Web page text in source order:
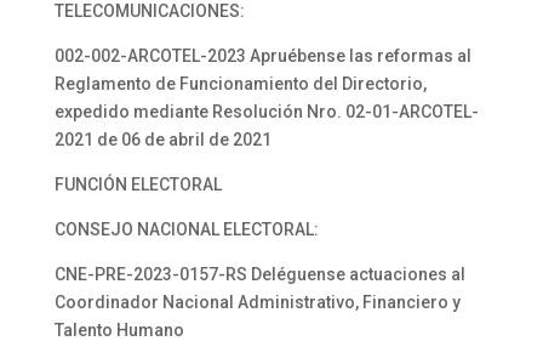
TELECOMUNICACIONES:
002-002-ARCOTEL-2023 Apruébense las reformas al
Reglamento de Funcionamiento del Directorio,
expedido mediante Resolución Nro. 02-01-ARCOTEL-
2021 de 06 de abril de 2021
FUNCIÓN ELECTORAL
CONSEJO NACIONAL ELECTORAL:
CNE-PRE-2023-0157-RS Deléguense actuaciones al
Coordinador Nacional Administrativo, Financiero y
Talento Humano